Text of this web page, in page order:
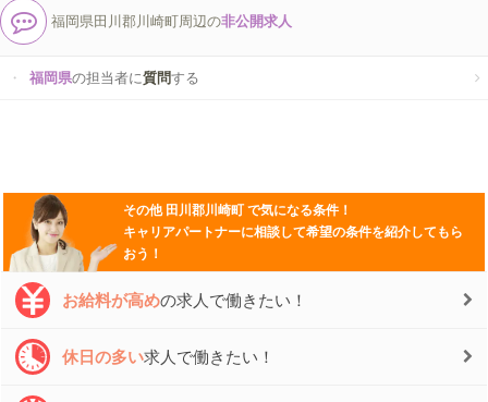
福岡県田川郡川崎町周辺の非公開求人
福岡県の担当者に質問する
その他 田川郡川崎町で気になる条件！
キャリアパートナーに相談して希望の条件を紹介してもら
おう！
お給料が高めの求人で働きたい！
休日の多い求人で働きたい！